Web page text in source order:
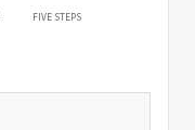
FIVE STEPS